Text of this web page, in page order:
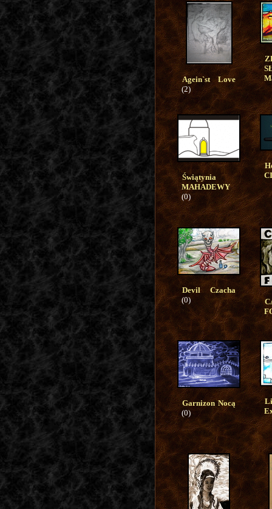
Agein`st Love
(2)
Świątynia
MAHADEWY
(0)
Devil Czacha
(0)
Garnizon Nocą
(0)